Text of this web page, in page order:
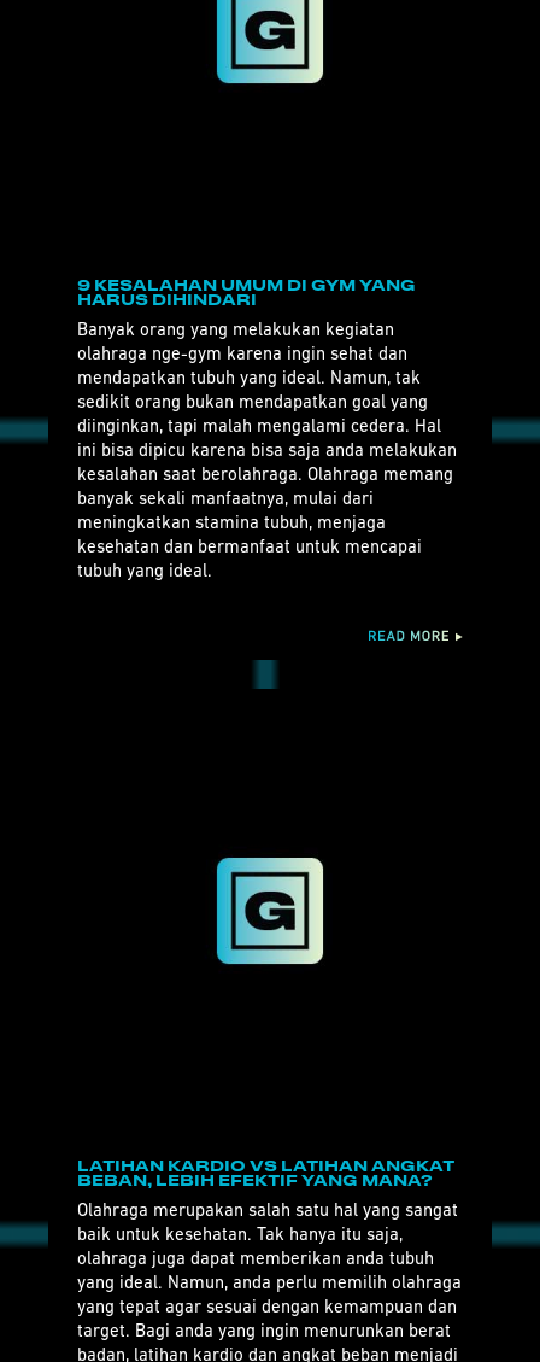
9 KESALAHAN UMUM DI GYM YANG
HARUS DIHINDARI
Banyak orang yang melakukan kegiatan
olahraga nge-gym karena ingin sehat dan
mendapatkan tubuh yang ideal. Namun, tak
sedikit orang bukan mendapatkan goal yang
diinginkan, tapi malah mengalami cedera. Hal
ini bisa dipicu karena bisa saja anda melakukan
kesalahan saat berolahraga. Olahraga memang
banyak sekali manfaatnya, mulai dari
meningkatkan stamina tubuh, menjaga
kesehatan dan bermanfaat untuk mencapai
tubuh yang ideal.
LATIHAN KARDIO VS LATIHAN ANGKAT
BEBAN, LEBIH EFEKTIF YANG MANA?
Olahraga merupakan salah satu hal yang sangat
baik untuk kesehatan. Tak hanya itu saja,
olahraga juga dapat memberikan anda tubuh
yang ideal. Namun, anda perlu memilih olahraga
yang tepat agar sesuai dengan kemampuan dan
target. Bagi anda yang ingin menurunkan berat
badan, latihan kardio dan angkat beban menjadi